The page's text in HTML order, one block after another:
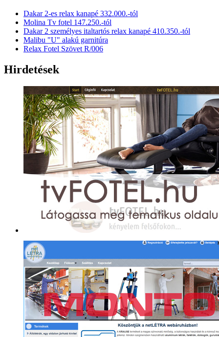
Dakar 2-es relax kanapé 332.000.-tól
Molina Tv fotel 147.250.-tól
Dakar 2 személyes italtartós relax kanapé 410.350.-tól
Malibu "U" alakú garnitúra
Relax Fotel Szövet R/006
Hirdetések